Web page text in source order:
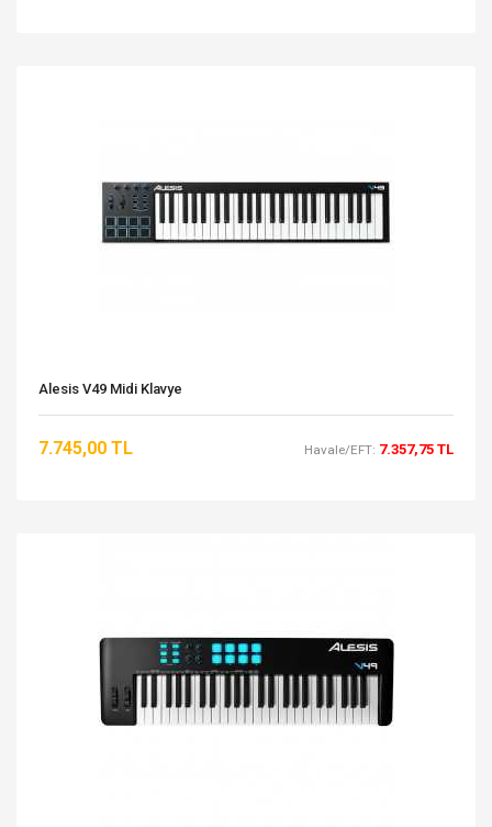
Alesis V49 Midi Klavye
7.745,00 TL Havale/EFT: 7.357,75 TL